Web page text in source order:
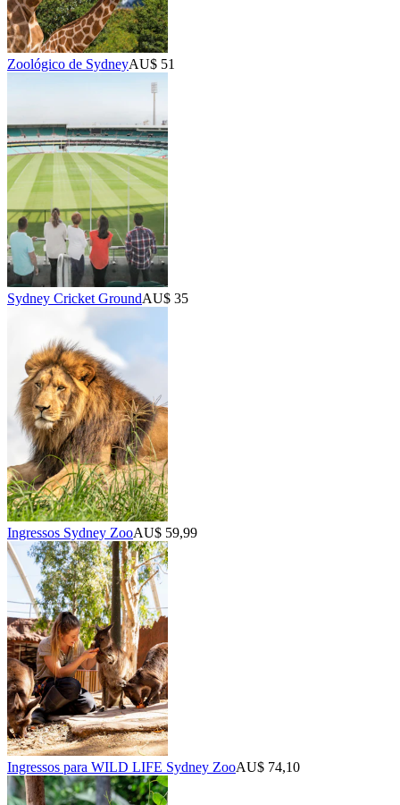
Zoológico de SydneyAU$ 51
Sydney Cricket GroundAU$ 35
Ingressos Sydney ZooAU$ 59,99
Ingressos para WILD LIFE Sydney ZooAU$ 74,10